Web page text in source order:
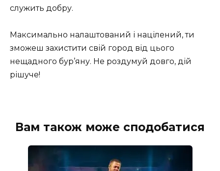
служить добру.
Максимально налаштований і націлений, ти
зможеш захистити свій город від цього
нещадного бур’яну. Не роздумуй довго, дій
рішуче!
Вам також може сподобатися